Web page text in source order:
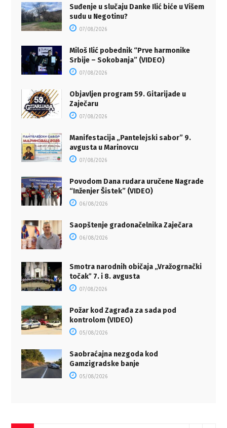
Suđenje u slučaju Danke Ilić biće u Višem
sudu u Negotinu?
07/08/2026
Miloš Ilić pobednik “Prve harmonike
Srbije – Sokobanja” (VIDEO)
07/08/2026
Objavljen program 59. Gitarijade u
Zaječaru
07/08/2026
Manifestacija „Pantelejski sabor” 9.
avgusta u Marinovcu
07/08/2026
Povodom Dana rudara uručene Nagrade
“Inženjer Šistek” (VIDEO)
06/08/2026
Saopštenje gradonačelnika Zaječara
06/08/2026
Smotra narodnih običaja „Vražogrnački
točakˮ 7. i 8. avgusta
07/08/2026
Požar kod Zagrađa za sada pod
kontrolom (VIDEO)
05/08/2026
Saobraćajna nezgoda kod
Gamzigradske banje
05/08/2026